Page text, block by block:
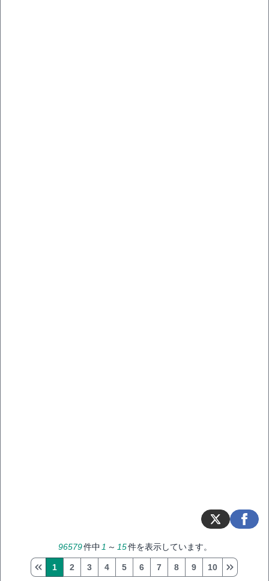
96579件中 1 ～ 15件を表示しています。
1 2 3 4 5 6 7 8 9 10